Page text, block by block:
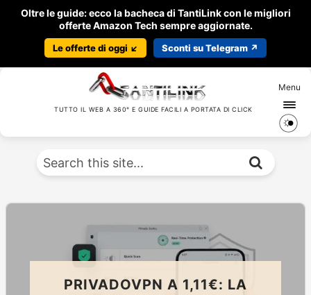
Oltre le guide: ecco la bacheca di TantiLink con le migliori
offerte Amazon Tech sempre aggiornate.
Le offerte di oggi ↙️ Sconti su Telegram ↗️
Menu
TUTTO IL WEB A 360° E GUIDE FACILI A PORTATA DI CLICK
PRIVADOVPN A 1,11€: LA